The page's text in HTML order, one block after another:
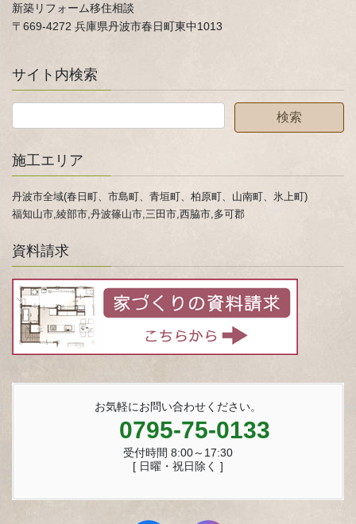
新築リフォーム移住相談
〒669-4272 兵庫県丹波市春日町東中1013
サイト内検索
施工エリア
丹波市全域(春日町、市島町、青垣町、柏原町、山南町、氷上町)
福知山市,綾部市,丹波篠山市,三田市,西脇市,多可郡
資料請求
お気軽にお問い合わせください。
0795-75-0133
受付時間 8:00～17:30
[ 日曜・祝日除く ]